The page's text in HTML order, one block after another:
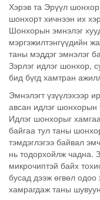
Хэрэв та Эрүүл
шонхорт хичнээн их
Шонхорын эмнэлэг
мэргэжилтэнгүүдийн
таны мэддэг эмнэлэг
Зэрлэг идлэг шонхор,
бид бүгд хамтран
Эмнэлэгт үзүүлэхээр
авсан идлэг
Идлэг шонхорыг
байгаа тул таны
тэмдэглэгээ байвал
нь тодорхойлж чадна.
микрочиптэй байх
бусад дээж өгвөл одоо
хамрагдаж таны